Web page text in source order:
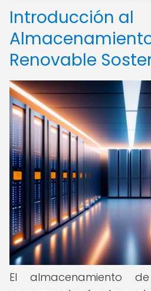
Introducción al
Renovable
El almacenamiento